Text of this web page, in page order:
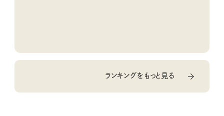
ランキングをもっと見る